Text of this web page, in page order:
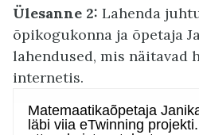
Ülesanne 2: Lahenda
õpikogukonna ja õpetaja
lahendused, mis näitavad
internetis.